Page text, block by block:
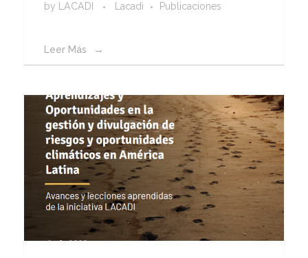
by LACADI Lacadi Publicaciones
Leer Más